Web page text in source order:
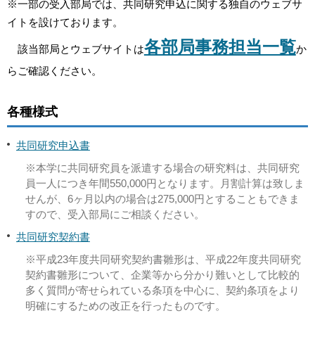
※一部の受入部局では、共同研究申込に関する独自のウェブサ
イトを設けております。
該当部局とウェブサイトは各部局事務担当一覧か
らご確認ください。
各種様式
共同研究申込書
※本学に共同研究員を派遣する場合の研究料は、共同研究
員一人につき年間550,000円となります。月割計算は致しま
せんが、6ヶ月以内の場合は275,000円とすることもできま
すので、受入部局にご相談ください。
共同研究契約書
※平成23年度共同研究契約書雛形は、平成22年度共同研究
契約書雛形について、企業等から分かり難いとして比較的
多く質問が寄せられている条項を中心に、契約条項をより
明確にするための改正を行ったものです。